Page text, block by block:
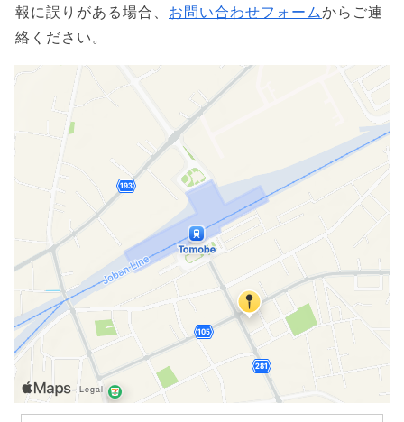
報に誤りがある場合、 お問い合わせフォームからご連
絡ください。